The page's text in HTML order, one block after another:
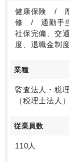
健康保険 /
修 / 通勤手
社保完備、交
度、退職金制
業種
監査法人・税
（税理士法人）
従業員数
110人